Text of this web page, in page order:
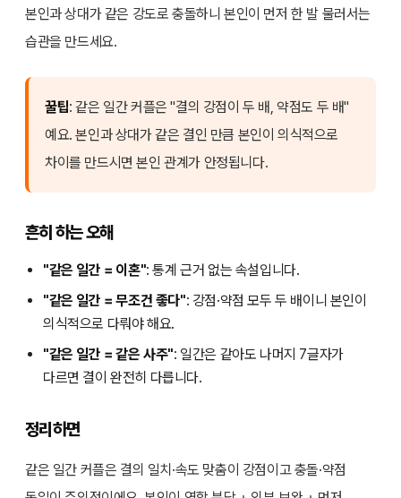
본인과 상대가 같은 강도로 충돌하니 본인이 먼저 한 발 물러서는
습관을 만드세요.
꿀팁: 같은 일간 커플은 "결의 강점이 두 배, 약점도 두 배"
예요. 본인과 상대가 같은 결인 만큼 본인이 의식적으로
차이를 만드시면 본인 관계가 안정됩니다.
흔히 하는 오해
"같은 일간 = 이혼": 통계 근거 없는 속설입니다.
"같은 일간 = 무조건 좋다": 강점·약점 모두 두 배이니 본인이
의식적으로 다뤄야 해요.
"같은 일간 = 같은 사주": 일간은 같아도 나머지 7글자가
다르면 결이 완전히 다릅니다.
정리하면
같은 일간 커플은 결의 일치·속도 맞춤이 강점이고 충돌·약점